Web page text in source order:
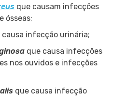
que causam infecções
ósseas;
causa infecção urinária;
que causa infecções
nos ouvidos e infecções
que causa infecção